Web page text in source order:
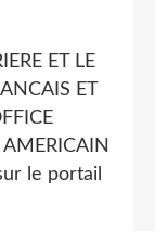
ET LE
ET
le portail